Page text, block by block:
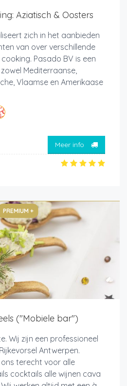
Aziatisch & Oosters
zich in het aanbieden
van over verschillende
Pasado BV is een
Mediterraanse,
Vlaamse en Amerikaase
Meer info
PREMIUM +
("Mobiele bar")
Wij zijn een professioneel
Antwerpen.
terecht voor alle
cocktails alle wijnen cava